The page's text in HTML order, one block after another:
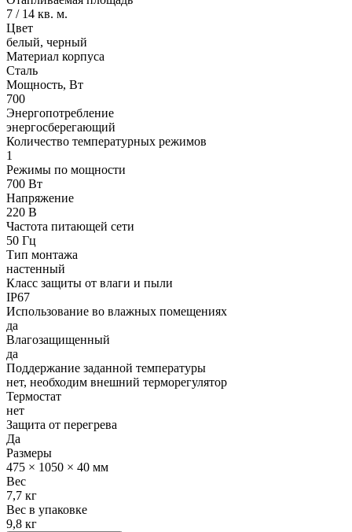
7 / 14 кв. м.
Цвет
белый, черный
Материал корпуса
Сталь
Мощность, Вт
700
Энергопотребление
энергосберегающий
Количество температурных режимов
1
Режимы по мощности
700 Вт
Напряжение
220 В
Частота питающей сети
50 Гц
Тип монтажа
настенный
Класс защиты от влаги и пыли
IP67
Использование во влажных помещениях
да
Влагозащищенный
да
Поддержание заданной температуры
нет, необходим внешний терморегулятор
Термостат
нет
Защита от перегрева
Да
Размеры
475 × 1050 × 40 мм
Вес
7,7 кг
Вес в упаковке
9,8 кг